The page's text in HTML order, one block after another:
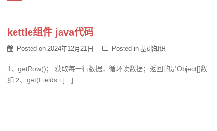
kettle组件 java代码
Posted on 2024年12月21日 Posted in 基础知识
1、getRow()； 获取每一行数据，循环读数据；返回的是Object[]数
组 2、get(Fields.i […]